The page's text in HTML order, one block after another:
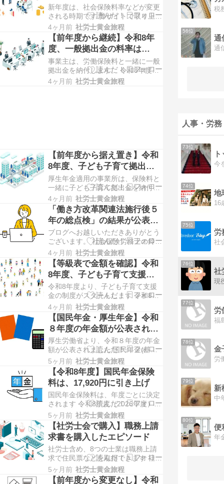
険労務士の鈴木翔太郎と申します。
労働保険料の申告は、一年分の賃金
の集計をする必要…
険料、拠出金の料率まとめ
新年度は、社会保険料率などが変更
される時期です 弊サイトで取り上げ
た令和8年度（2026年度）の各種保
険料率等をまとめてご紹介いたしま
す。 ブログへお越しいただきありが
とうございます。 社会保険労務士の
鈴木翔太郎と申します。 新年度に合
わせて、弊ブログで各種保険料率に
ついての記…
4ヶ月前 社労士黄金旅程
【前年度から継続】令和8年
度、一般拠出金の料率は
0.02/1,000
事業主は、労働保険料と一緒に一般
拠出金を納付します。 令和8年度、
一般拠出金の料率は0.02/1,000とな
4ヶ月前 社労士黄金旅程
【前年度から据え置き】令和
8年度、子ども子育て拠出金
の料率は0.36%
厚生年金適用の事業所は、保険料と
一緒に子ども子育て拠出金を納付し
ます 令和8年度の拠出金率は、
0.36%で据え置きとなります ブログ
へお越しいただきありがとうござい
ます。 社会保険労務士の鈴木翔太郎
と申します。 会社が毎月納付する子
ども子育て拠出金は、毎年料率が見
直しされます。…
4ヶ月前 社労士黄金旅程
「働き方改革関連法施行後５
年の総点検」の結果が公表さ
れました
ブログへお越しいただきありがとう
ございます。 社会保険労務士の鈴木
翔太郎と申します。 厚生労働省より
働き方改革に関するアンケート・ヒ
アリング調査の結果が公表されまし
た。 労働時間に関する調査などがさ
れています。 今回は、「働き方改革
関連法施行後５年の総点検」につい
てご紹介いたしま…
4ヶ月前 社労士黄金旅程
【等級表で金額を確認】令和
8年度、子ども子育て支援金
の料率は、0.23％
令和8年度より、子ども子育て支援
金の制度がスタートします 令和8年
度の支援金の料率は、0.23%（折半
で0.115%）です。 ブログへお越し
いただきありがとうございます。 社
会保険労務士の鈴木翔太郎と申しま
す。 令和8年度よりスタートする子
ども・子育て拠出金は、料率に元づ
いて計…
4ヶ月前 社労士黄金旅程
【国民年金・厚生年金】令和
８年度の年金額が公表されま
した
厚生労働省より、令和８年度の年金
額が公表されました 国民年金(基礎
年金)が1.9％、厚生年金(報酬比例)
が2.0％引上げとなります。 ブログ
へお越しいただきありがとうござい
ます。 社会保険労務士の鈴木翔太郎
と申します。 受け取る年金の額は年
度ごとに見直しがされます。 令和８
年度…
5ヶ月前 社労士黄金旅程
【令和8年度】国民年金保険
料は、17,920円に引き上げ
国民年金保険料は、年度ごとに決定
されます 令和8年度（2026年度）の
保険料は、17,920円になります。
ブログへお越しいただきありがとう
ございます。 社会保険労務士の鈴木
翔太郎と申します。 新年度は、社会
保険の分野でも様々な変更がされま
す。 国民年金の保険料も4月分から
変更…
5ヶ月前 社労士黄金旅程
【社労士会で購入】職務上請
求書を購入したエピソード
社労士含め、8つの士業は職務上請
求で住民票などを取得できます 社労
士が職務上請求に使う請求書は、ど
こで手に入れるのでしょうか。 ブロ
5ヶ月前 社労士黄金旅程
【前年度から変更なし】令和
56位
通
人事・労
73位
74位
地
75位
労
76位
社
77位
労
78位
金
79位
80位